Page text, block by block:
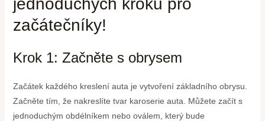
jednoduchých kroků pro
začátečníky!
Krok 1: Začněte s obrysem
Začátek každého kreslení auta je vytvoření základního obrysu.
Začněte tím, že nakreslíte tvar karoserie auta. Můžete začít s
jednoduchým obdélníkem nebo oválem, který bude